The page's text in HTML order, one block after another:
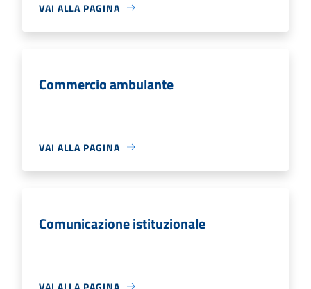
VAI ALLA PAGINA
Commercio ambulante
VAI ALLA PAGINA
Comunicazione istituzionale